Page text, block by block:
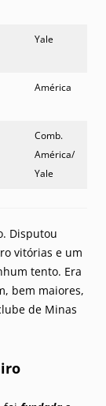
Yale
América
Comb.
América/
Yale
Disputou
vitórias e um
tento. Era
bem maiores,
de Minas